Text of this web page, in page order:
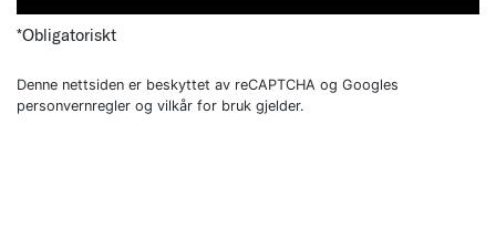
*Obligatoriskt
Denne nettsiden er beskyttet av reCAPTCHA og Googles
personvernregler og vilkår for bruk gjelder.